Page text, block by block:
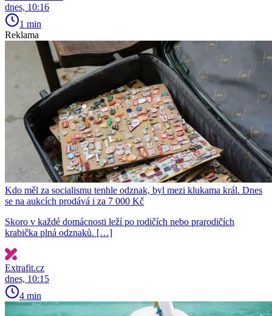
dnes, 10:16
1 min
Reklama
Kdo měl za socialismu tenhle odznak, byl mezi klukama král. Dnes
se na aukcích prodává i za 7 000 Kč
Skoro v každé domácnosti leží po rodičích nebo prarodičích
krabička plná odznaků. […]
Extrafit.cz
dnes, 10:15
4 min